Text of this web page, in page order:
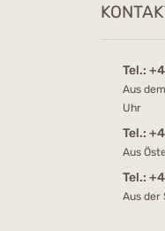
Tel.:
Aus
Uhr
Tel.:
Aus
Tel.:
Aus der